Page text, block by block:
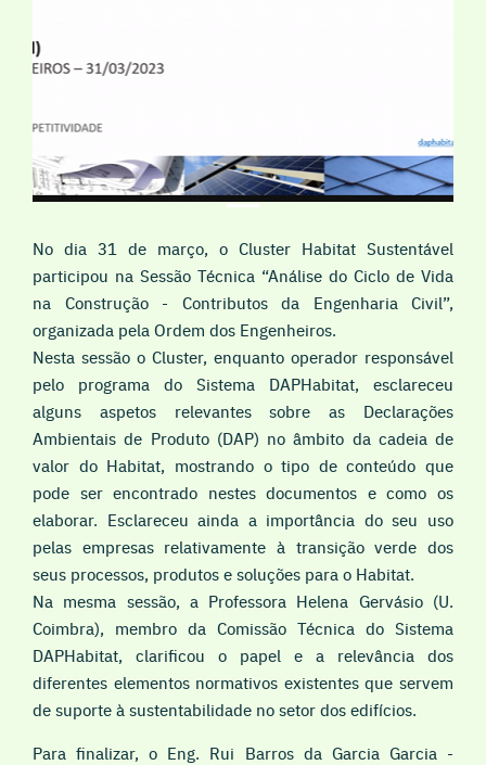
No dia 31 de março, o Cluster Habitat Sustentável
participou na Sessão Técnica “Análise do Ciclo de Vida
na Construção - Contributos da Engenharia Civil”,
organizada pela Ordem dos Engenheiros.
Nesta sessão o Cluster, enquanto operador responsável
pelo programa do Sistema DAPHabitat, esclareceu
alguns aspetos relevantes sobre as Declarações
Ambientais de Produto (DAP) no âmbito da cadeia de
valor do Habitat, mostrando o tipo de conteúdo que
pode ser encontrado nestes documentos e como os
elaborar. Esclareceu ainda a importância do seu uso
pelas empresas relativamente à transição verde dos
seus processos, produtos e soluções para o Habitat.
Na mesma sessão, a Professora Helena Gervásio (U.
Coimbra), membro da Comissão Técnica do Sistema
DAPHabitat, clarificou o papel e a relevância dos
diferentes elementos normativos existentes que servem
de suporte à sustentabilidade no setor dos edifícios.
Para finalizar, o Eng. Rui Barros da Garcia Garcia -